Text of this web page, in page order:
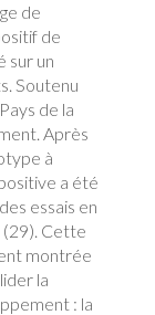
de
de
sur un
Soutenu
de la
Après
à
a été
essais en
(29). Cette
montrée
la
: la